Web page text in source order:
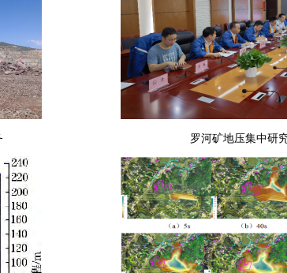
罗河矿地压集中研